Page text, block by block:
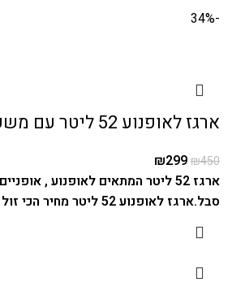
-34%
ארגז לאופנוע 52 ליטר עם משענת גב
₪450
₪299
ארגז 52 ליטר המתאים לאופנוע , אופניים, קטנוע ועוד..
סבל.ארגז לאופנוע 52 ליטר מחיר הכי זול בארץ!